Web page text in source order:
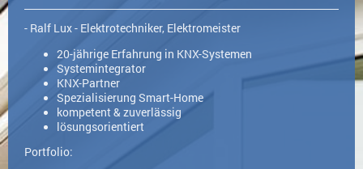
- Ralf Lux - Elektrotechniker, Elektromeister
20-jährige Erfahrung in KNX-Systemen
Systemintegrator
KNX-Partner
Spezialisierung Smart-Home
kompetent & zuverlässig
lösungsorientiert
Portfolio: